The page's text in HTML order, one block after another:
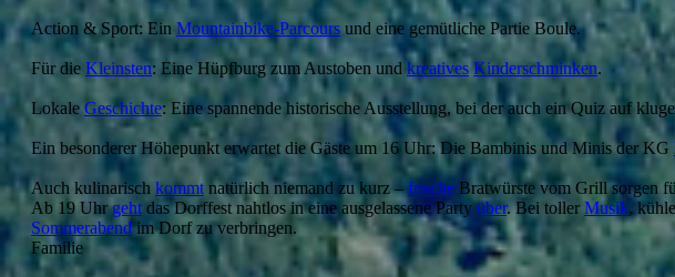
Action & Sport: EinMountainbike-Parcours und eine gemütliche Partie Boule.
Für die Kleinsten: Eine Hüpfburg zum Austoben und kreatives Kinderschminken.
Lokale Geschichte: Eine spannende historische Ausstellung, bei der auch ein Quiz auf
Ein besonderer Höhepunkt erwartet die Gäste um 16 Uhr: Die Bambinis und Minis der KG
Auch kulinarisch kommt natürlich niemand zu kurz – frische Bratwürste vom Grill sorgen
Ab 19 Uhrgeht das Dorffest nahtlos in eine ausgelassene Partyüber. Bei toller Musik,
Sommerabendim Dorf zu verbringen.
Familie